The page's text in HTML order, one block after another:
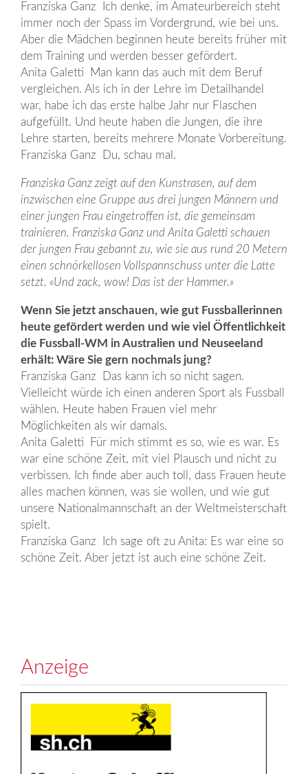
Franziska Ganz Ich denke, im Amateurbereich steht
immer noch der Spass im Vordergrund, wie bei uns.
Aber die Mädchen beginnen heute bereits früher mit
dem Training und werden besser gefördert.
Anita Galetti Man kann das auch mit dem Beruf
vergleichen. Als ich in der Lehre im Detailhandel
war, habe ich das erste halbe Jahr nur Flaschen
aufgefüllt. Und heute haben die Jungen, die ihre
Lehre starten, bereits mehrere Monate Vorbereitung.
Franziska Ganz Du, schau mal.
Franziska Ganz zeigt auf den Kunstrasen, auf dem
inzwischen eine Gruppe aus drei jungen Männern und
einer jungen Frau eingetroffen ist, die gemeinsam
trainieren. Franziska Ganz und Anita Galetti schauen
der jungen Frau gebannt zu, wie sie aus rund 20 Metern
einen schnörkellosen Vollspannschuss unter die Latte
setzt. «Und zack, wow! Das ist der Hammer.»
Wenn Sie jetzt anschauen, wie gut Fussballerinnen
heute gefördert werden und wie viel Öffentlichkeit
die Fussball-WM in Australien und Neuseeland
erhält: Wäre Sie gern nochmals jung?
Franziska Ganz Das kann ich so nicht sagen.
Vielleicht würde ich einen anderen Sport als Fussball
wählen. Heute haben Frauen viel mehr
Möglichkeiten als wir damals.
Anita Galetti Für mich stimmt es so, wie es war. Es
war eine schöne Zeit, mit viel Plausch und nicht zu
verbissen. Ich finde aber auch toll, dass Frauen heute
alles machen können, was sie wollen, und wie gut
unsere Nationalmannschaft an der Weltmeisterschaft
spielt.
Franziska Ganz Ich sage oft zu Anita: Es war eine so
schöne Zeit. Aber jetzt ist auch eine schöne Zeit.
Anzeige